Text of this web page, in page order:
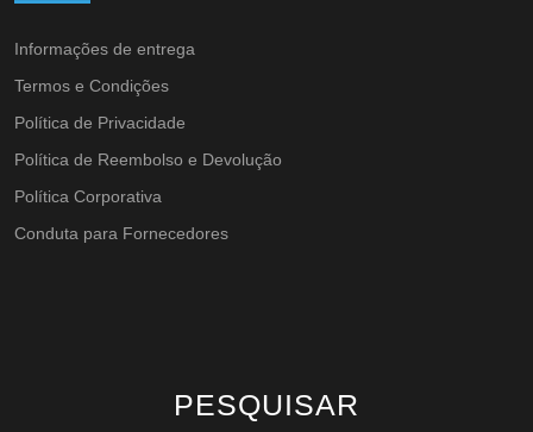
Informações de entrega
Termos e Condições
Política de Privacidade
Política de Reembolso e Devolução
Política Corporativa
Conduta para Fornecedores
PESQUISAR